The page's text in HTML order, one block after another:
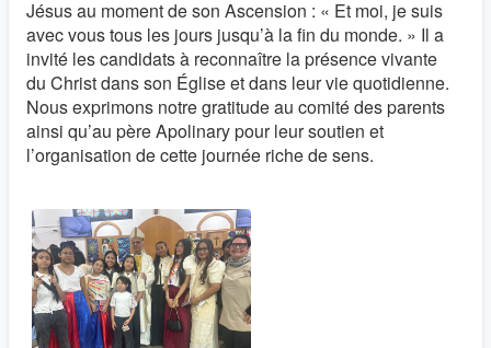
Jésus au moment de son Ascension : « Et moi, je suis
avec vous tous les jours jusqu’à la fin du monde. » Il a
invité les candidats à reconnaître la présence vivante
du Christ dans son Église et dans leur vie quotidienne.
Nous exprimons notre gratitude au comité des parents
ainsi qu’au père Apolinary pour leur soutien et
l’organisation de cette journée riche de sens.